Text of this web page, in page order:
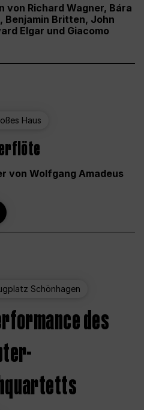
von Richard Wagner, Bára
Benjamin Britten, John
Elgar und Giacomo
Haus
von Wolfgang Amadeus
Schönhagen
des